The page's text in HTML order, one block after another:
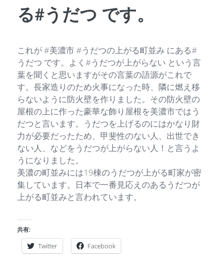
る#うだつ です。
これが #美濃市 #うだつの上がる町並み にある#
うだつ です。よく#うだつが上がらない という言
葉を聞くと思いますがその言葉の語源がこれで
す。長家造りのため火事になった時、隣に燃え移
らないように防火壁を作りました。その防火壁の
屋根の上に作った豪華な飾り屋根を美濃市ではう
だつと言います。うだつを上げるのにはかなり財
力が必要だったため、甲斐性のない人、出世でき
ない人、などをうだつが上がらない人！と言うよ
うになりました。
美濃の町並みには19棟のうだつが上がる町家が密
集しています。日本で一番見応えのあるうだつが
上がる町並みと言われています。
共有:
Twitter Facebook